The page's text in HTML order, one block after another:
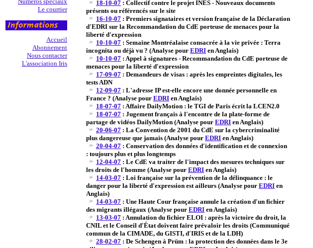
Le courrier
Accueil
Abonnement
Nous contacter
L'association Iris
18-10-07 : Collectif contre le projet INES - Nouveaux documents
présents ou référencés sur le site
16-10-07 : Premiers signataires et version française de la Déclaration
d'EDRI sur la Recommandation du CdE porteuse de menaces pour la
liberté d'expression
10-10-07 : Semaine Montréalaise consacrée à la vie privée : Terra
incognita ou déjà vu ? (Analyse pour EDRI en Anglais)
10-10-07 : Appel à signatures - Recommandation du CdE porteuse de
menaces pour la liberté d'expression
17-09-07 : Demandeurs de visas : après les empreintes digitales, les
tests ADN
12-09-07 : L'adresse IP est-elle encore une donnée personnelle en
France ? (Analyse pour EDRI en Anglais)
18-07-07 : Affaire DailyMotion : le TGI de Paris écrit la LCEN2.0
18-07-07 : Jugement français à l'encontre de la plate-forme de
partage de vidéos DailyMotion (Analyse pour EDRI en Anglais)
20-06-07 : La Convention de 2001 du CdE sur la cybercriminalité
plus dangereuse que jamais (Analyse pour EDRI en Anglais)
20-04-07 : Conservation des données d'identification et de connexion
: toujours plus et plus longtemps
12-04-07 : Le CdE va traiter de l'impact des mesures techniques sur
les droits de l'homme (Analyse pour EDRI en Anglais)
14-03-07 : Loi française sur la prévention de la délinquance : le
danger pour la liberté d'expression est ailleurs (Analyse pour EDRI en
Anglais)
14-03-07 : Une Haute Cour française annule la création d'un fichier
des migrants illégaux (Analyse pour EDRI en Anglais)
13-03-07 : Annulation du fichier ELOI : après la victoire du droit, la
CNIL et le Conseil d'État doivent faire prévaloir les droits (Communiqué
commun de la CIMADE, du GISTI, d'IRIS et de la LDH)
28-02-07 : De Schengen à Prüm : la protection des données dans le 3e